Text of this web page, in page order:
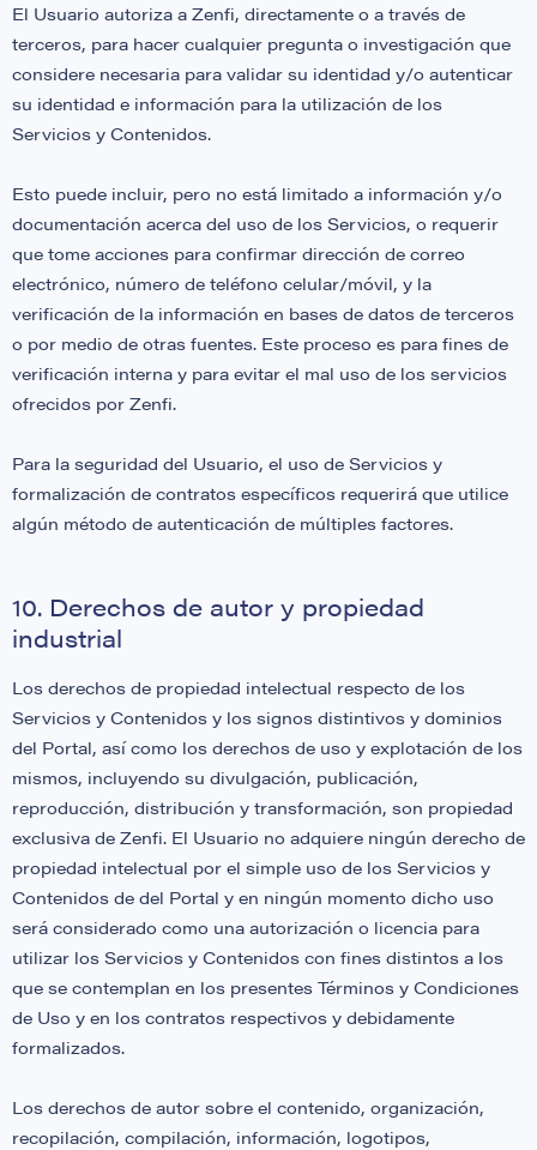
El Usuario autoriza a Zenfi, directamente o a través de
terceros, para hacer cualquier pregunta o investigación que
considere necesaria para validar su identidad y/o autenticar
su identidad e información para la utilización de los
Servicios y Contenidos.
Esto puede incluir, pero no está limitado a información y/o
documentación acerca del uso de los Servicios, o requerir
que tome acciones para confirmar dirección de correo
electrónico, número de teléfono celular/móvil, y la
verificación de la información en bases de datos de terceros
o por medio de otras fuentes. Este proceso es para fines de
verificación interna y para evitar el mal uso de los servicios
ofrecidos por Zenfi.
Para la seguridad del Usuario, el uso de Servicios y
formalización de contratos específicos requerirá que utilice
algún método de autenticación de múltiples factores.
10. Derechos de autor y propiedad
industrial
Los derechos de propiedad intelectual respecto de los
Servicios y Contenidos y los signos distintivos y dominios
del Portal, así como los derechos de uso y explotación de los
mismos, incluyendo su divulgación, publicación,
reproducción, distribución y transformación, son propiedad
exclusiva de Zenfi. El Usuario no adquiere ningún derecho de
propiedad intelectual por el simple uso de los Servicios y
Contenidos de del Portal y en ningún momento dicho uso
será considerado como una autorización o licencia para
utilizar los Servicios y Contenidos con fines distintos a los
que se contemplan en los presentes Términos y Condiciones
de Uso y en los contratos respectivos y debidamente
formalizados.
Los derechos de autor sobre el contenido, organización,
recopilación, compilación, información, logotipos,